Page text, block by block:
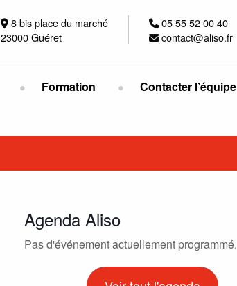
8 bis place du marché
23000 Guéret
05 55 52 00 40
contact@aliso.fr
Formation Contacter l’équipe
Agenda Aliso
Pas d'événement actuellement programmé.